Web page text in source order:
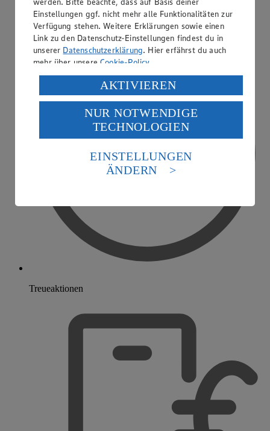
PAYBACK
Treueaktionen
Einstellungen ggf. nicht mehr alle Funktionalitäten zur
Verfügung stehen. Weitere Erklärungen sowie einen
Link zu den Datenschutz-Einstellungen findest du in
unserer Datenschutzerklärung. Hier erfährst du auch
mehr über unsereCookie-Policy.
Verarbeitung deiner personenbezogenen Daten in den
USA durch Facebook und YouTube:
Wenn du auf „Aktivieren“ klickst, willigst du im Sinne
des Art. 49 Abs. 1 Satz 1 lit. a) DSGVO ein, dass deine
Daten in den USA verarbeitet werden. Der EuGH sieht
die USA als Land mit einem nach europäischen
Standards nicht angemessenen Datenschutzniveau an.
Es besteht das Risiko eines Zugriffs durch US-
Informationen zum Herausgeber der Seite findest du
Impressum
AKTIVIEREN
NUR NOTWENDIGE
TECHNOLOGIEN
EINSTELLUNGEN
ÄNDERN